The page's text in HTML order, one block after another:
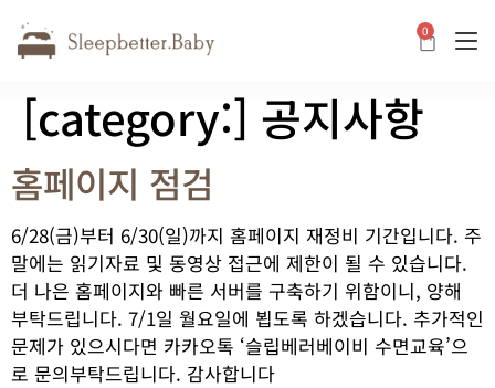
0
카트
[category:] 공지사항
홈페이지 점검
6/28(금)부터 6/30(일)까지 홈페이지 재정비 기간입니다. 주
말에는 읽기자료 및 동영상 접근에 제한이 될 수 있습니다.
더 나은 홈페이지와 빠른 서버를 구축하기 위함이니, 양해
부탁드립니다. 7/1일 월요일에 뵙도록 하겠습니다. 추가적인
문제가 있으시다면 카카오톡 ‘슬립베러베이비 수면교육’으
로 문의부탁드립니다. 감사합니다